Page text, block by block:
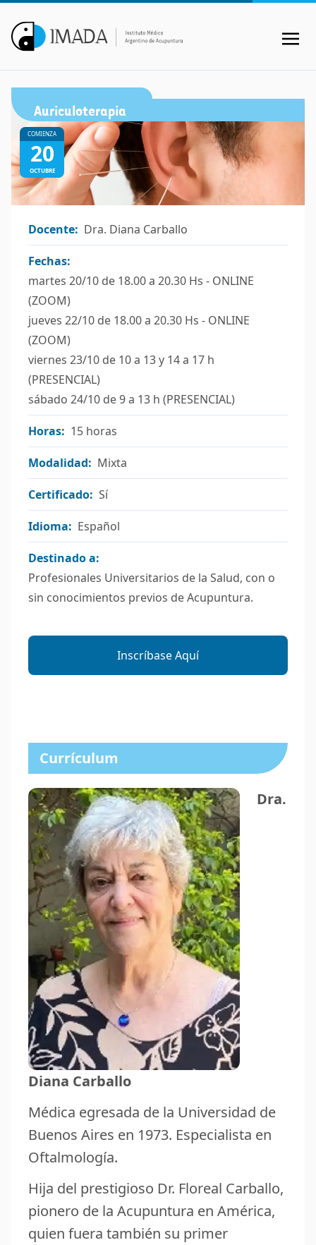
Auriculoterapia
COMIENZA
20
OCTUBRE
Docente: Dra. Diana Carballo
Fechas:
martes 20/10 de 18.00 a 20.30 Hs - ONLINE
(ZOOM)
jueves 22/10 de 18.00 a 20.30 Hs - ONLINE
(ZOOM)
viernes 23/10 de 10 a 13 y 14 a 17 h
(PRESENCIAL)
sábado 24/10 de 9 a 13 h (PRESENCIAL)
Horas: 15 horas
Modalidad: Mixta
Certificado: Sí
Idioma: Español
Destinado a:
Profesionales Universitarios de la Salud, con o
sin conocimientos previos de Acupuntura.
Inscríbase Aquí
Currículum
Dra.
Diana Carballo
Médica egresada de la Universidad de
Buenos Aires en 1973. Especialista en
Oftalmología.
Hija del prestigioso Dr. Floreal Carballo,
pionero de la Acupuntura en América,
quien fuera también su primer